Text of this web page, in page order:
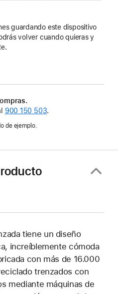
guardando este dispositivo
volver cuando quieras y
900 150 503.
de ejemplo.
tiene un diseño
increíblemente cómoda
con más de 16.000
trenzados con
mediante máquinas de